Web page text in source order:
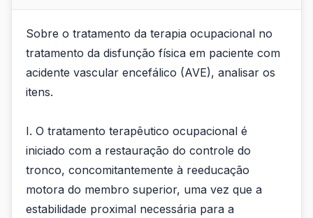
Sobre o tratamento da terapia ocupacional no
tratamento da disfunção física em paciente com
acidente vascular encefálico (AVE), analisar os
itens.
I. O tratamento terapêutico ocupacional é
iniciado com a restauração do controle do
tronco, concomitantemente à reeducação
motora do membro superior, uma vez que a
estabilidade proximal necessária para a